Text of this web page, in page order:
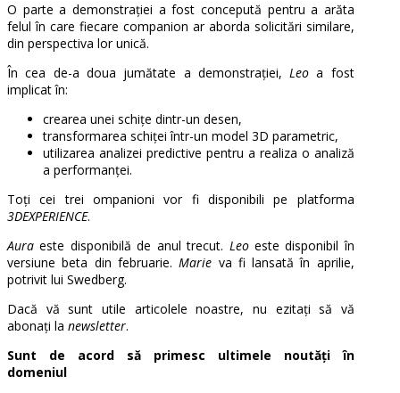
O parte a demonstrației a fost concepută pentru a arăta
felul în care fiecare companion ar aborda solicitări similare,
din perspectiva lor unică.
În cea de-a doua jumătate a demonstrației,Leo a fost
implicat în:
crearea unei schițe dintr-un desen,
transformarea schiței într-un model 3D parametric,
utilizarea analizei predictive pentru a realiza o analiză
a performanței.
Toți cei trei ompanioni vor fi disponibili pe platforma
3DEXPERIENCE.
Aura este disponibilă de anul trecut. Leoeste disponibil în
versiune beta din februarie.Marie va fi lansată în aprilie,
potrivit lui Swedberg.
Dacă vă sunt utile articolele noastre, nu ezitați să vă
abonați la newsletter.
Sunt de acord să primesc ultimele noutăți în
domeniul